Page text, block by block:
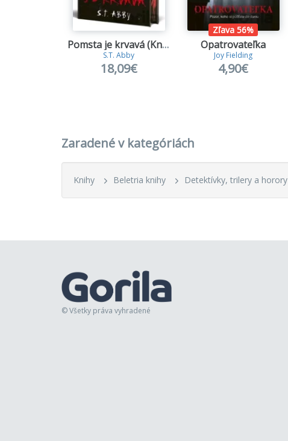
Pomsta je krvavá (Kniha prvá)
S.T. Abby
18,09€
Zľava 56%
Opatrovateľka
Joy Fielding
4,90€
Zaradené v kategóriách
Knihy Beletria knihy Detektívky, trilery a horory
© Všetky práva vyhradené